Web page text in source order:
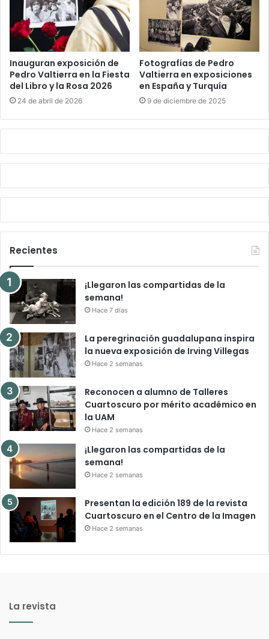
Inauguran exposición de
Pedro Valtierra en la Fiesta
del Libro y la Rosa 2026
24 de abril de 2026
Fotografías de Pedro
Valtierra en exposiciones
en España y Turquía
9 de diciembre de 2025
Recientes
¡Llegaron las compartidas de la
semana!
Hace 7 días
La peregrinación guadalupana inspira
la nueva exposición de Irving Villegas
Hace 2 semanas
Reconocen a alumno de Talleres
Cuartoscuro por mérito académico en
la UAM
Hace 2 semanas
¡Llegaron las compartidas de la
semana!
Hace 2 semanas
Presentan la edición 189 de la revista
Cuartoscuro en el Centro de la Imagen
Hace 2 semanas
La revista